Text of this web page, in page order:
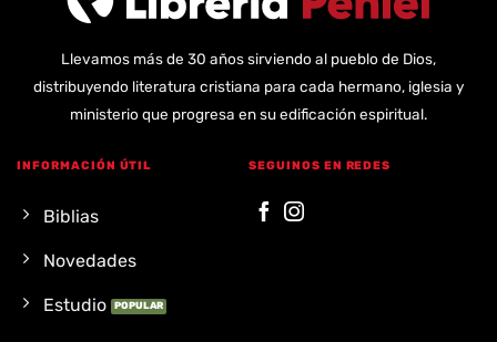
Llevamos más de 30 años sirviendo al pueblo de Dios,
distribuyendo literatura cristiana para cada hermano, iglesia y
ministerio que progresa en su edificación espiritual.
INFORMACIÓN ÚTIL
Biblias
Novedades
Estudio
SEGUINOS EN REDES